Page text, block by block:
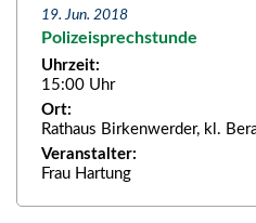
19. Jun. 2018
Polizeisprechstunde
Uhrzeit:
15:00 Uhr
Ort:
Rathaus Birkenwerder, kl.
Veranstalter:
Frau Hartung